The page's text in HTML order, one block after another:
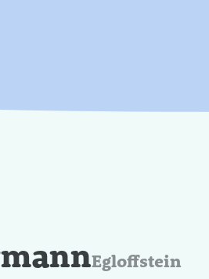
Egloffstein